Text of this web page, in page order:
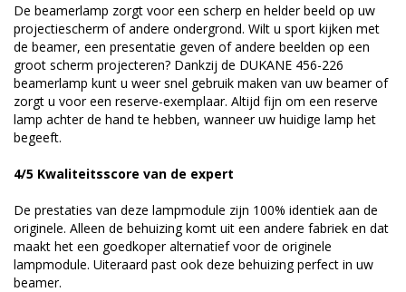
De beamerlamp zorgt voor een scherp en helder beeld op uw
projectiescherm of andere ondergrond. Wilt u sport kijken met
de beamer, een presentatie geven of andere beelden op een
groot scherm projecteren? Dankzij de DUKANE 456-226
beamerlamp kunt u weer snel gebruik maken van uw beamer of
zorgt u voor een reserve-exemplaar. Altijd fijn om een reserve
lamp achter de hand te hebben, wanneer uw huidige lamp het
begeeft.
4/5 Kwaliteitsscore van de expert
De prestaties van deze lampmodule zijn 100% identiek aan de
originele. Alleen de behuizing komt uit een andere fabriek en dat
maakt het een goedkoper alternatief voor de originele
lampmodule. Uiteraard past ook deze behuizing perfect in uw
beamer.